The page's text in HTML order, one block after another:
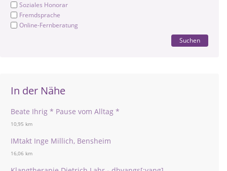
Soziales Honorar
Fremdsprache
Online-Fernberatung
Suchen
In der Nähe
Beate Ihrig * Pause vom Alltag *
10,95 km
IMtakt Inge Millich, Bensheim
16,06 km